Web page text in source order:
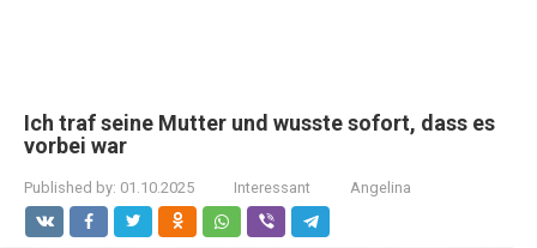
Ich traf seine Mutter und wusste sofort, dass es
vorbei war
Published by: 01.10.2025 Interessant Angelina